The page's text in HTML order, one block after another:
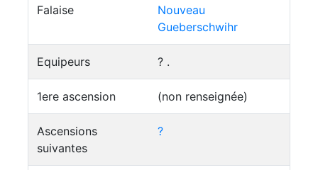
Falaise
Nouveau
Gueberschwihr
Equipeurs ? .
1ere ascension (non renseignée)
Ascensions
suivantes
?